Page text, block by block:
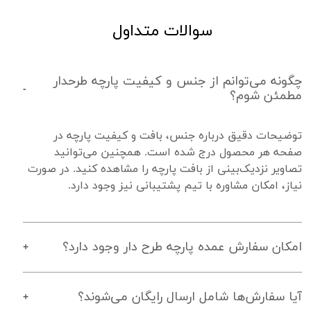
سوالات متداول
چگونه می‌توانم از جنس و کیفیت پارچه طرحدار
مطمئن شوم؟
نیاز، امکان مشاوره با تیم پشتیبانی نیز وجود دارد.
امکان سفارش عمده پارچه طرح دار وجود دارد؟
آیا سفارش‌ها شامل ارسال رایگان می‌شوند؟